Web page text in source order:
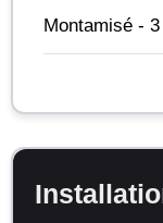
Montamisé - 3